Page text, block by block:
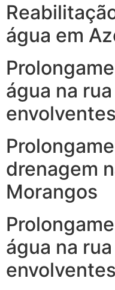
água em
água na
envolventes
drenagem
Morangos
água na
envolventes